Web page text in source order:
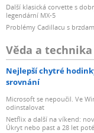
Další klasická corvette s
legendární MX-5
Problémy Cadillacu s
Věda a technika
Nejlepší chytré
srovnání
Microsoft se nepoučil. Ve
odinstalovat
Netflix a další na víkend:
Úkryt nebo past a 28 let